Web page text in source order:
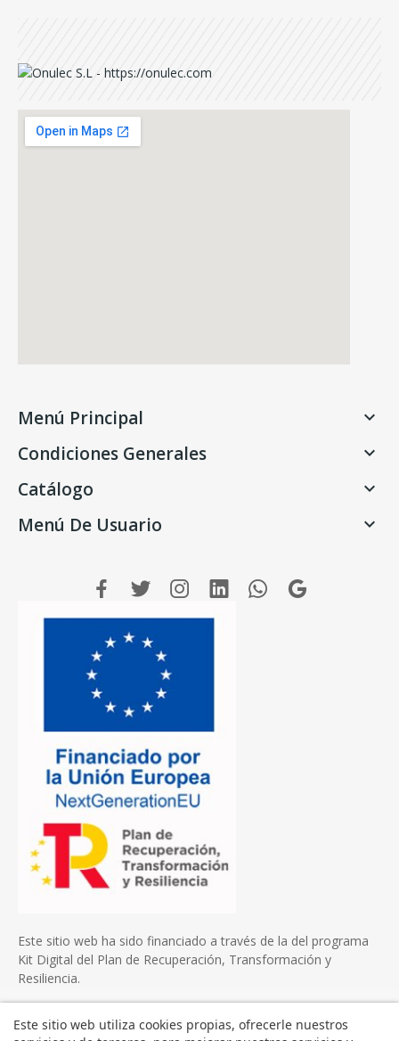
Menú Principal 
Condiciones Generales 
Catálogo 
Menú De Usuario 
Este sitio web ha sido financiado a través de la del programa
Kit Digital del Plan de Recuperación, Transformación y
Resiliencia.
Este sitio web utiliza cookies propias, ofrecerle nuestros